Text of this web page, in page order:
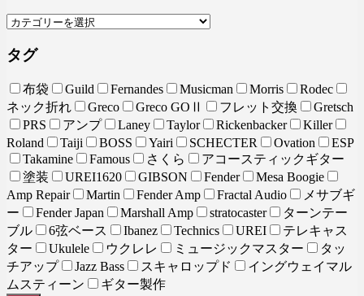
タグ
布袋 Guild Fernandes Musicman Morris
Rodec
ネック折れ
Greco Greco GOⅡ フレット交換
Gretsch
PRS
アンプ Laney Taylor Rickenbacker
Killer
Roland
Taiji BOSS Yairi SCHECTER Ovation
ESP
Takamine
Famous さくら
アコースティックギター
塗装
UREI1620 GIBSON Fender
Mesa Boogie
Amp Repair
Martin Fender Amp Fractal Audio
メサブギ
ー
Fender Japan Marshall Amp stratocaster
ターンテー
ブル
6弦ベース Ibanez Technics UREI
テレキャス
ター
Ukulele ウクレレ ミュージックマスター
タッ
チアップ
Jazz Bass スキャロップド
イングウェイマル
ムスティーン
ギター製作